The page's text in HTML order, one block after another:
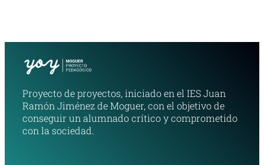
Proyecto de proyectos, iniciado en el IES Juan
Ramón Jiménez de Moguer, con el objetivo de
conseguir un alumnado crítico y comprometido
con la sociedad.